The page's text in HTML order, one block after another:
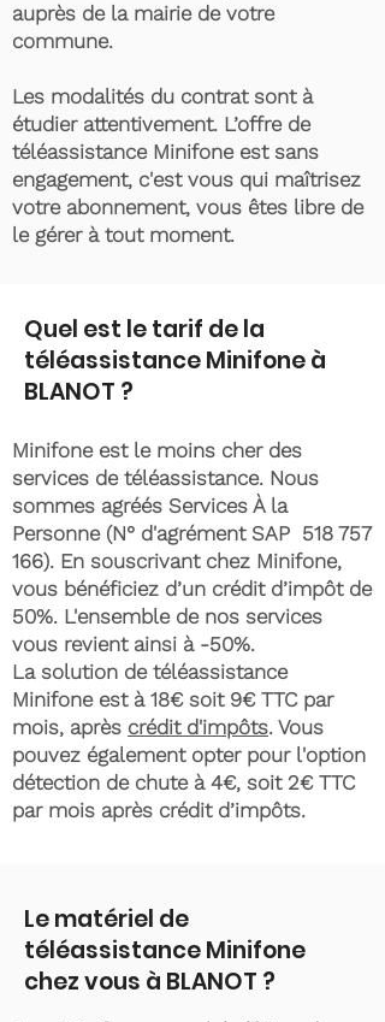
auprès de la mairie de votre
commune.
Les modalités du contrat sont à
étudier attentivement. L’offre de
téléassistance Minifone est sans
engagement, c'est vous qui maîtrisez
votre abonnement, vous êtes libre de
le gérer à tout moment.
Quel est le tarif de la
téléassistance Minifone à
BLANOT ?
Minifone est le moins cher des
services de téléassistance. Nous
sommes agréés Services À la
Personne (N° d'agrément SAP 518 757
166). En souscrivant chez Minifone,
vous bénéficiez d’un crédit d’impôt de
50%. L'ensemble de nos services
vous revient ainsi à -50%.
La solution de téléassistance
Minifone est à 18€ soit 9€ TTC par
mois, après crédit d'impôts. Vous
pouvez également opter pour l'option
détection de chute à 4€, soit 2€ TTC
par mois après crédit d’impôts.
Le matériel de
téléassistance Minifone
chez vous à BLANOT ?